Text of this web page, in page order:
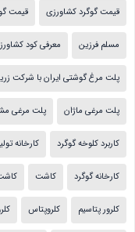
قیمت گوگرد کشاورزی قیمت
مسلم فرزین معرفی کود
پلت مرغ گوشتی ایران با شرکت
پلت مرغی ماژان پلت مرغی
کاربرد کلوخه گوگرد کارخانه
کارخانه گوگرد کاشت
کلرور پتاسیم کلروپتاس